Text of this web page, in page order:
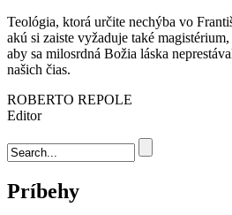
Teológia, ktorá určite nechýba vo
akú si zaiste vyžaduje také
aby sa milosrdná Božia láska
našich čias.
ROBERTO REPOLE
Editor
Vyhľadávanie
Príbehy